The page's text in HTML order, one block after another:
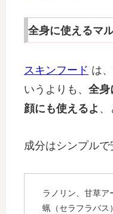
全身に使えるマ
スキンフード は
いうよりも、 全身
顔にも使えるよ 、
成分はシンプルで
ラノリン、甘草ア
蝋（セラフラバス